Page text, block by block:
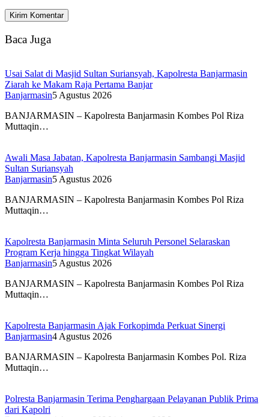
Baca Juga
Usai Salat di Masjid Sultan Suriansyah, Kapolresta Banjarmasin
Ziarah ke Makam Raja Pertama Banjar
Banjarmasin5 Agustus 2026
BANJARMASIN – Kapolresta Banjarmasin Kombes Pol Riza
Muttaqin…
Awali Masa Jabatan, Kapolresta Banjarmasin Sambangi Masjid
Sultan Suriansyah
Banjarmasin5 Agustus 2026
BANJARMASIN – Kapolresta Banjarmasin Kombes Pol Riza
Muttaqin…
Kapolresta Banjarmasin Minta Seluruh Personel Selaraskan
Program Kerja hingga Tingkat Wilayah
Banjarmasin5 Agustus 2026
BANJARMASIN – Kapolresta Banjarmasin Kombes Pol Riza
Muttaqin…
Kapolresta Banjarmasin Ajak Forkopimda Perkuat Sinergi
Banjarmasin4 Agustus 2026
BANJARMASIN – Kapolresta Banjarmasin Kombes Pol. Riza
Muttaqin…
Polresta Banjarmasin Terima Penghargaan Pelayanan Publik Prima
dari Kapolri